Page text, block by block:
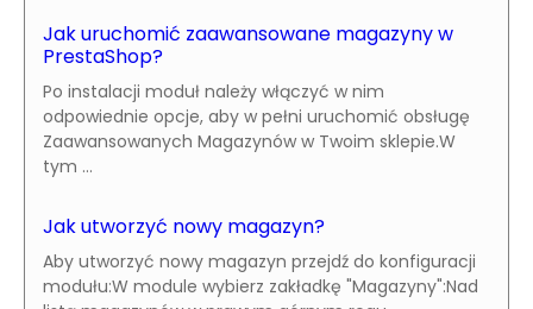
Jak uruchomić zaawansowane magazyny w
PrestaShop?
Po instalacji moduł należy włączyć w nim
odpowiednie opcje, aby w pełni uruchomić obsługę
Zaawansowanych Magazynów w Twoim sklepie.W
tym ...
Jak utworzyć nowy magazyn?
Aby utworzyć nowy magazyn przejdź do konfiguracji
modułu:W module wybierz zakładkę "Magazyny":Nad